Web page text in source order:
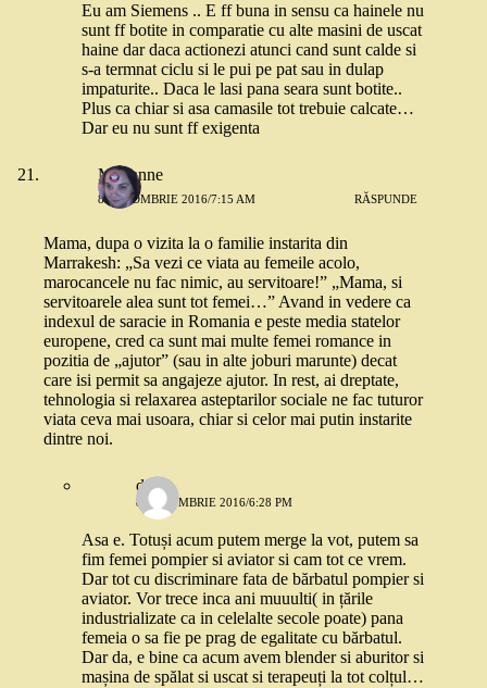
Eu am Siemens .. E ff buna in sensu ca hainele nu
sunt ff botite in comparatie cu alte masini de uscat
haine dar daca actionezi atunci cand sunt calde si
s-a termnat ciclu si le pui pe pat sau in dulap
impaturite.. Daca le lasi pana seara sunt botite..
Plus ca chiar si asa camasile tot trebuie calcate…
Dar eu nu sunt ff exigenta
Marianne
8 OCTOMBRIE 2016/7:15 AM RĂSPUNDE
Mama, dupa o vizita la o familie instarita din
Marrakesh: „Sa vezi ce viata au femeile acolo,
marocancele nu fac nimic, au servitoare!” „Mama, si
servitoarele alea sunt tot femei…” Avand in vedere ca
indexul de saracie in Romania e peste media statelor
europene, cred ca sunt mai multe femei romance in
pozitia de „ajutor” (sau in alte joburi marunte) decat
care isi permit sa angajeze ajutor. In rest, ai dreptate,
tehnologia si relaxarea asteptarilor sociale ne fac tuturor
viata ceva mai usoara, chiar si celor mai putin instarite
dintre noi.
dia
8 OCTOMBRIE 2016/6:28 PM
Asa e. Totuși acum putem merge la vot, putem sa
fim femei pompier si aviator si cam tot ce vrem.
Dar tot cu discriminare fata de bărbatul pompier si
aviator. Vor trece inca ani muuulti( in țările
industrializate ca in celelalte secole poate) pana
femeia o sa fie pe prag de egalitate cu bărbatul.
Dar da, e bine ca acum avem blender si aburitor si
mașina de spălat si uscat si terapeuți la tot colțul…